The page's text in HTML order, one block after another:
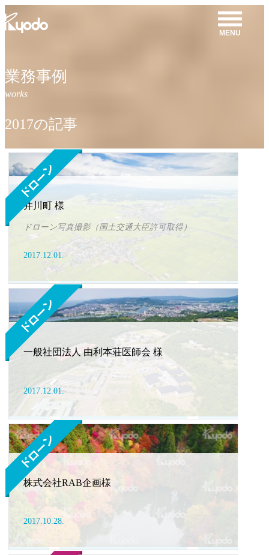
ン
を
表
示
MENU
業務事例
2017の記事
井川町 様
ドローン写真撮影（国土交通大臣許可取得）
2017.12.01.
一般社団法人 由利本荘医師会 様
2017.12.01.
株式会社RAB企画様
2017.10.28.